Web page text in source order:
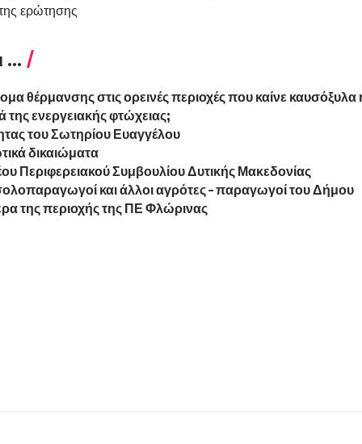
ερώτησης
...
θέρμανσης στις ορεινές περιοχές που καίνε καυσόξυλα
της ενεργειακής φτώχειας;
του Σωτηρίου Ευαγγέλου
δικαιώματα
Περιφερειακού Συμβουλίου Δυτικής Μακεδονίας
και άλλοι αγρότες – παραγωγοί του Δήμου
της περιοχής της ΠΕ Φλώρινας